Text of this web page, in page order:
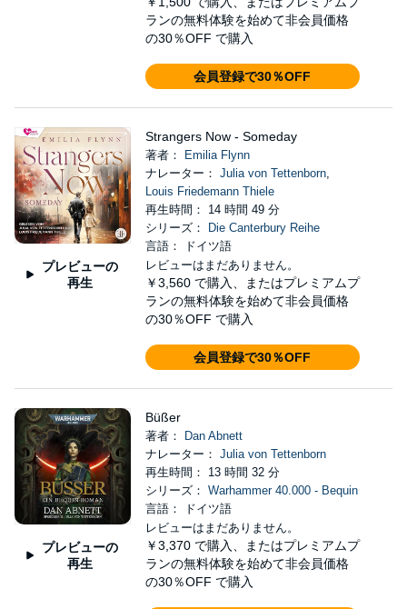
ランの無料体験を始めて非会員価格
の30％OFF で購入
会員登録で30％OFF
プレビューの
再生
Strangers Now - Someday
著者：
Emilia Flynn
ナレーター： Julia von Tettenborn,
Louis Friedemann Thiele
再生時間： 14 時間 49 分
シリーズ：
Die Canterbury Reihe
言語： ドイツ語
レビューはまだありません。
￥3,560 で購入、またはプレミアムプ
ランの無料体験を始めて非会員価格
の30％OFF で購入
会員登録で30％OFF
プレビューの
再生
Büßer
著者：
Dan Abnett
ナレーター： Julia von Tettenborn
再生時間： 13 時間 32 分
シリーズ： Warhammer 40.000 - Bequin
言語： ドイツ語
レビューはまだありません。
￥3,370 で購入、またはプレミアムプ
ランの無料体験を始めて非会員価格
の30％OFF で購入